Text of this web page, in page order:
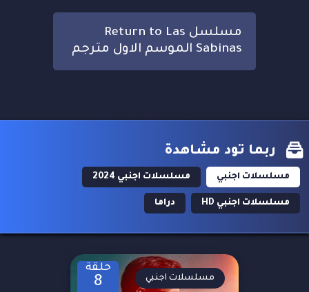
مسلسل Return to Las
Sabinas الموسم الاول مترجم
ربما تود مشاهدة
مسلسلات اجنبي مسلسلات اجنبي 2024
مسلسلات اجنبي HD دراما
حلقة
8 مسلسلات اجنبي